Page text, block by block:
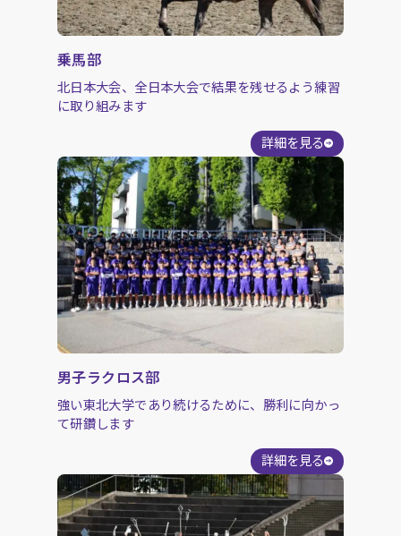
乗馬部
北日本大会、全日本大会で結果を残せるよう練習
に取り組みます
詳細を見る
男子ラクロス部
強い東北大学であり続けるために、勝利に向かっ
て研鑽します
詳細を見る